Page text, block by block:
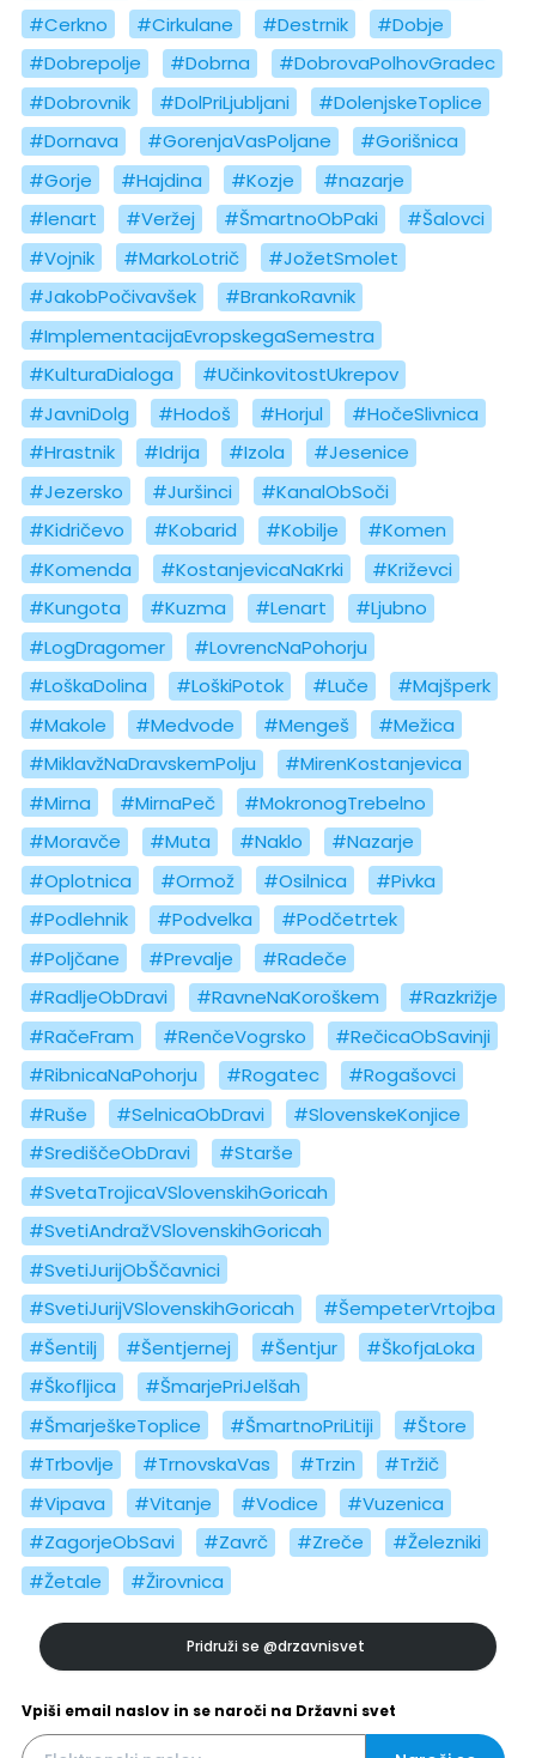
#Cerkno
#Cirkulane #Destrnik
#Dobje
#Dobrepolje
#Dobrna
#DobrovaPolhovGradec
#Dobrovnik
#DolPriLjubljani
#DolenjskeToplice
#Dornava
#GorenjaVasPoljane
#Gorišnica
#Gorje
#Hajdina #Kozje
#nazarje
#lenart
#Veržej #ŠmartnoObPaki
#Šalovci
#Vojnik
#MarkoLotrič
#JožetSmolet
#JakobPočivavšek
#BrankoRavnik
#ImplementacijaEvropskegaSemestra
#KulturaDialoga
#UčinkovitostUkrepov
#JavniDolg
#Hodoš #Horjul
#HočeSlivnica
#Hrastnik
#Idrija #Izola
#Jesenice
#Jezersko
#Juršinci
#KanalObSoči
#Kidričevo
#Kobarid #Kobilje
#Komen
#Komenda
#KostanjevicaNaKrki
#Križevci
#Kungota
#Kuzma #Lenart
#Ljubno
#LogDragomer
#LovrencNaPohorju
#LoškaDolina
#LoškiPotok #Luče
#Majšperk
#Makole
#Medvode #Mengeš
#Mežica
#MiklavžNaDravskemPolju
#MirenKostanjevica
#Mirna
#MirnaPeč
#MokronogTrebelno
#Moravče
#Muta #Naklo
#Nazarje
#Oplotnica
#Ormož #Osilnica
#Pivka
#Podlehnik
#Podvelka
#Podčetrtek
#Poljčane
#Prevalje
#Radeče
#RadljeObDravi
#RavneNaKoroškem
#Razkrižje
#RačeFram
#RenčeVogrsko
#RečicaObSavinji
#RibnicaNaPohorju
#Rogatec
#Rogašovci
#Ruše
#SelnicaObDravi
#SlovenskeKonjice
#SrediščeObDravi
#Starše
#SvetaTrojicaVSlovenskihGoricah
#SvetiAndražVSlovenskihGoricah
#SvetiJurijObŠčavnici
#SvetiJurijVSlovenskihGoricah
#ŠempeterVrtojba
#Šentilj
#Šentjernej #Šentjur
#ŠkofjaLoka
#Škofljica
#ŠmarjePriJelšah
#ŠmarješkeToplice
#ŠmartnoPriLitiji
#Štore
#Trbovlje
#TrnovskaVas #Trzin
#Tržič
#Vipava
#Vitanje #Vodice
#Vuzenica
#ZagorjeObSavi
#Zavrč #Zreče
#Železniki
#Žetale
#Žirovnica
Pridruži se @drzavnisvet
Vpiši email naslov in se naroči na Državni svet